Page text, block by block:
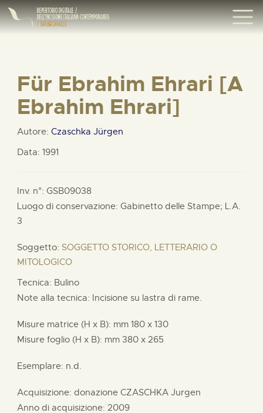
Für Ebrahim Ehrari [A
Ebrahim Ehrari]
Autore: Czaschka Jürgen
Data: 1991
Inv. n°: GSB09038
Luogo di conservazione: Gabinetto delle Stampe; L.A.
3
Soggetto: SOGGETTO STORICO, LETTERARIO O
MITOLOGICO
Tecnica: Bulino
Note alla tecnica: Incisione su lastra di rame.
Misure matrice (H x B): mm 180 x 130
Misure foglio (H x B): mm 380 x 265
Esemplare: n.d.
Acquisizione: donazione CZASCHKA Jurgen
Anno di acquisizione: 2009